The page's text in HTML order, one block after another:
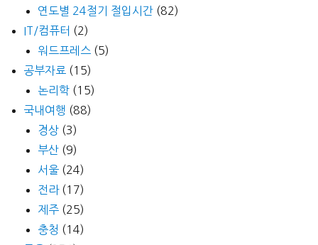
연도별 24절기 절입시간 (82)
IT/컴퓨터 (2)
워드프레스 (5)
공부자료 (15)
논리학 (15)
국내여행 (88)
경상 (3)
부산 (9)
서울 (24)
전라(17)
제주 (25)
충청 (14)